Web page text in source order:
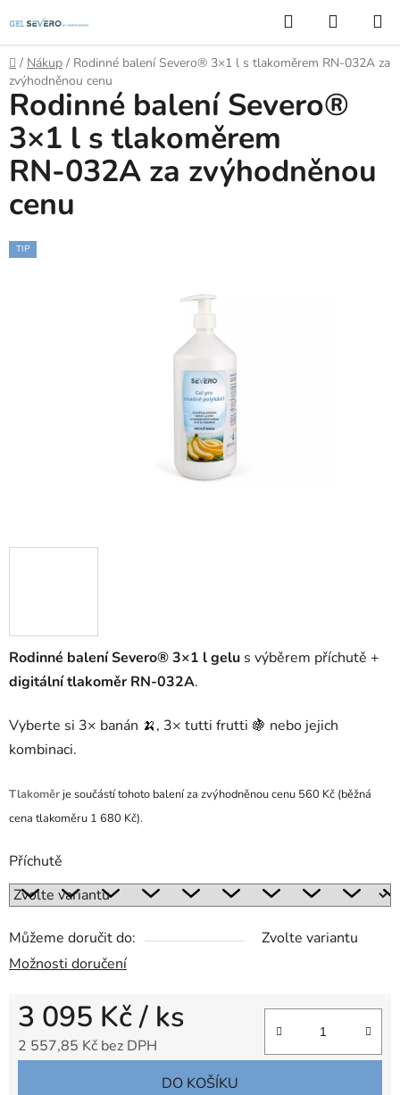
na
obsah
Hledat
KOŠÍK
Domů
/ Nákup / Rodinné balení Severo® 3×1 l s tlakoměrem RN‑032A za
zvýhodněnou cenu
Rodinné balení Severo® 3×1 l gelu s výběrem příchutě +
digitální tlakoměr RN‑032A.
Vyberte si 3× banán 🍌, 3× tutti frutti 🍇 nebo jejich
kombinaci.
Tlakoměr je součástí tohoto balení za zvýhodněnou cenu 560 Kč (běžná
cena tlakoměru 1 680 Kč).
Příchutě
Můžeme doručit do:
Zvolte variantu
Možnosti doručení
3 095 Kč/ ks
2 557,85 Kč bez DPH
DO KOŠÍKU
Rodinné balení Severo®
3×1 l s tlakoměrem
RN‑032A za zvýhodněnou
cenu
TIP